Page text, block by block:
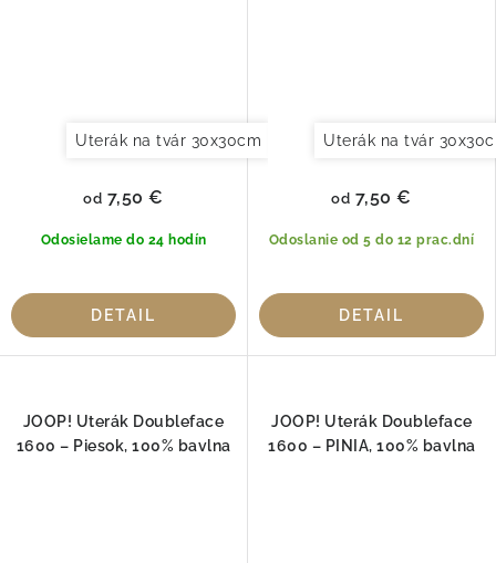
Uterák na tvár 30x30cm Uterák pre hostí 30x50cm
Odosielame do 24 hodín
od 7,50 €
DETAIL
Uterák na tvár
Odoslanie od 5 do 12 prac.dní
od 7,50 €
DETAIL
JOOP! Uterák Doubleface
1600 – Piesok, 100% bavlna
JOOP! Uterák Doubleface
1600 – PINIA, 100% bavlna